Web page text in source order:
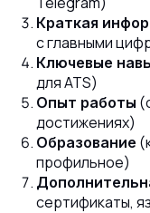
Краткая
с главными
Ключевые
для ATS)
Опыт работы
достижениях)
Образование
профильное)
сертификаты,